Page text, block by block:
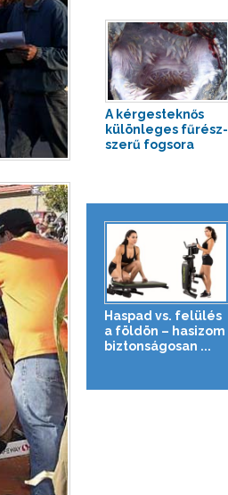
A kérgesteknős
különleges fűrész-
szerű fogsora
Haspad vs. felülés
a földön – hasizom
biztonságosan ...